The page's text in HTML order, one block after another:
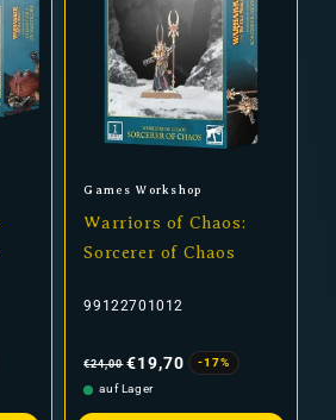
Anbieter:
Games Workshop
Warriors of Chaos:
Sorcerer of Chaos
99122701012
Preis
€24,00 €19,70
-17%
auf Lager